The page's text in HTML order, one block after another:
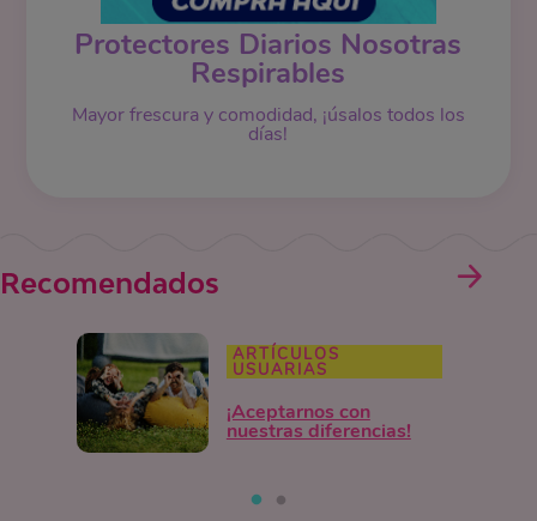
Protectores Diarios Nosotras
Respirables
Mayor frescura y comodidad, ¡úsalos todos los
días!
Recomendados
ARTÍCULOS
USUARIAS
¡Aceptarnos con
nuestras diferencias!